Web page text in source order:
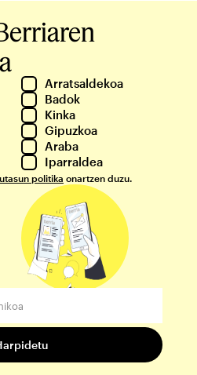
Arratsaldekoa
Badok
Kinka
Gipuzkoa
Araba
Iparraldea
politika onartzen duzu.